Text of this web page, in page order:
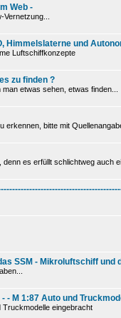
Web -
Himmelslaterne und
Luftschiffkonzepte
zu finden ?
etwas sehen, etwas finden...
erkennen, bitte mit
es erfüllt schlichtweg auch
SSM - Mikroluftschiff und
- M 1:87 Auto und
Truckmodelle eingebracht